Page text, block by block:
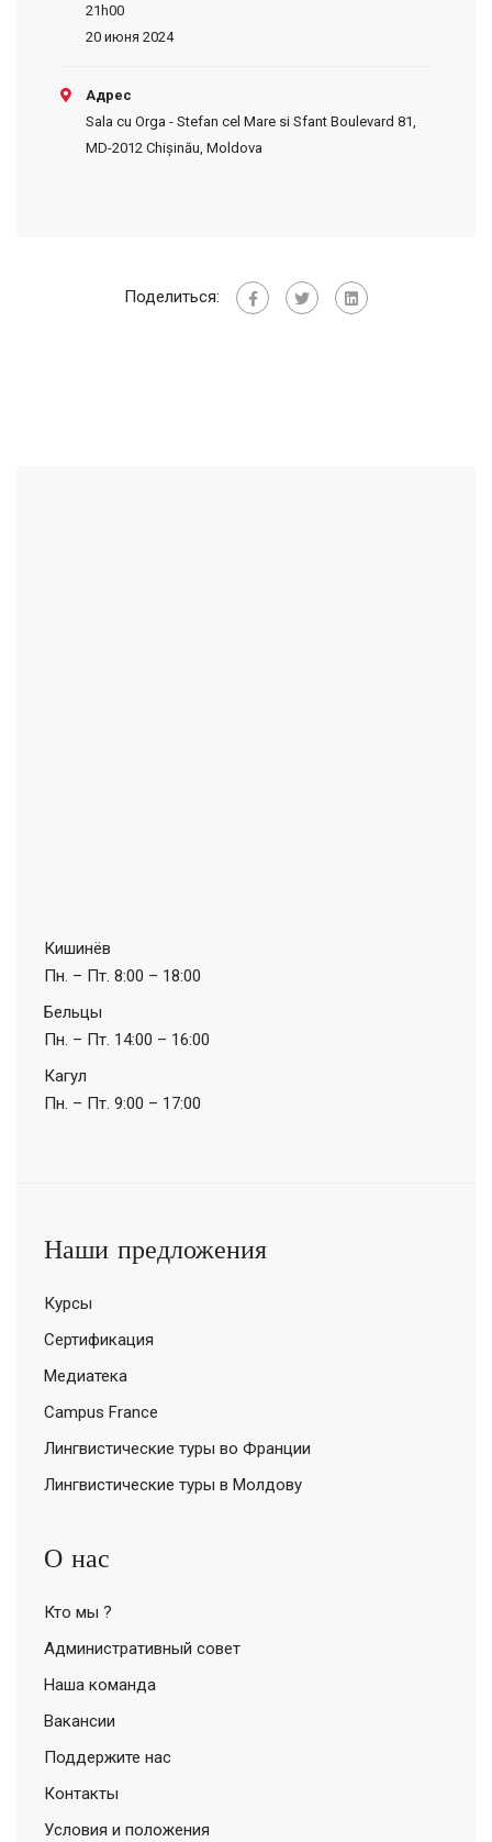
21h00
20 июня 2024
Адрес
Sala cu Orga - Stefan cel Mare si Sfant Boulevard 81,
MD-2012 Chișinău, Moldova
Поделиться:
Кишинёв
Пн. – Пт. 8:00 – 18:00
Бельцы
Пн. – Пт. 14:00 – 16:00
Кагул
Пн. – Пт. 9:00 – 17:00
Наши предложения
Курсы
Сертификация
Медиатека
Campus France
Лингвистические туры во Франции
Лингвистические туры в Молдову
О нас
Кто мы ?
Административный совет
Наша команда
Вакансии
Поддержите нас
Контакты
Условия и положения